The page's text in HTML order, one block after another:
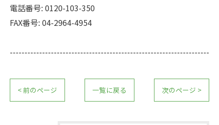
電話番号: 0120-103-350
FAX番号: 04-2964-4954
--------------------------------------------------------------------
< 前のページ 一覧に戻る 次のページ >